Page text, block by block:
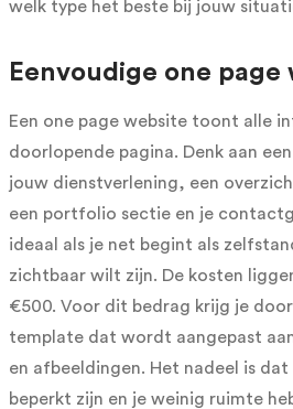
welk type het beste bij jouw
Eenvoudige one page
Een one page website toont alle
doorlopende pagina. Denk aan
jouw dienstverlening, een
een portfolio sectie en je
ideaal als je net begint als
zichtbaar wilt zijn. De kosten
€500. Voor dit bedrag krijg je
template dat wordt aangepast
en afbeeldingen. Het nadeel is
beperkt zijn en je weinig ruimte